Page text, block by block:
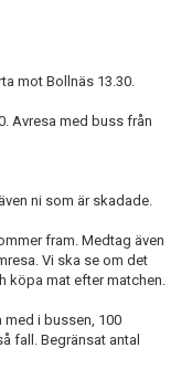
mot Bollnäs 13.30.
Avresa med buss från
ni som är skadade.
fram. Medtag även
Vi ska se om det
köpa mat efter matchen.
i bussen, 100
fall. Begränsat antal